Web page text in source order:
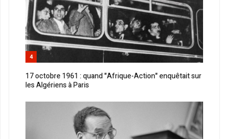
4
17 octobre 1961 : quand "Afrique-Action" enquêtait sur
les Algériens à Paris